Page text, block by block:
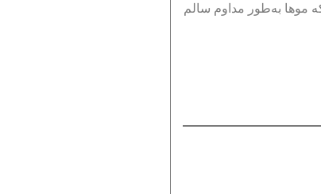
موها به‌طور مداوم سالم